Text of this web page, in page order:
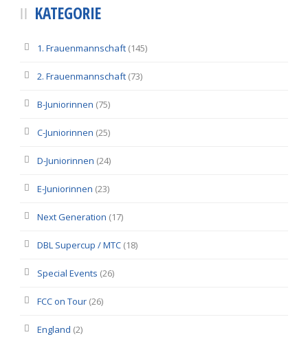
KATEGORIE
1. Frauenmannschaft (145)
2. Frauenmannschaft (73)
B-Juniorinnen (75)
C-Juniorinnen (25)
D-Juniorinnen (24)
E-Juniorinnen (23)
Next Generation (17)
DBL Supercup / MTC (18)
Special Events (26)
FCC on Tour (26)
England (2)